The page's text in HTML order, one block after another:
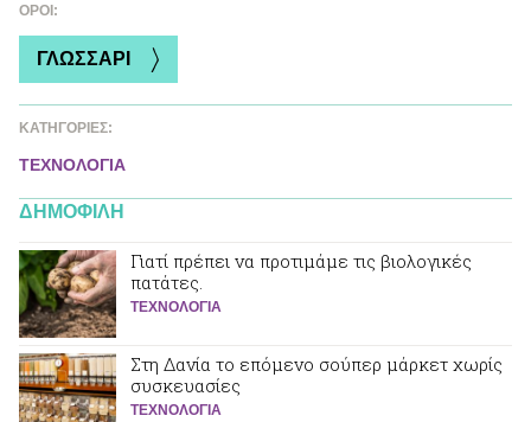
ΌΡΟΙ:
ΓΛΩΣΣΑΡΙ
ΚΑΤΗΓΟΡΙΕΣ:
ΤΕΧΝΟΛΟΓΙΑ
ΔΗΜΟΦΙΛΗ
Γιατί πρέπει να προτιμάμε τις βιολογικές
πατάτες.
ΤΕΧΝΟΛΟΓΙΑ
Στη Δανία το επόμενο σούπερ μάρκετ χωρίς
συσκευασίες
ΤΕΧΝΟΛΟΓΙΑ